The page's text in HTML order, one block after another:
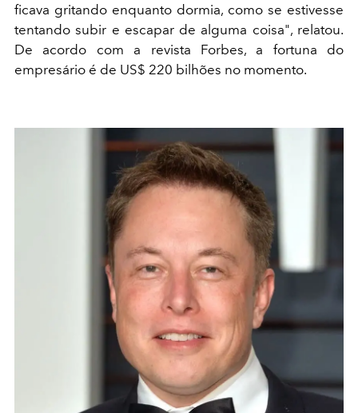
ficava gritando enquanto dormia, como se estivesse
tentando subir e escapar de alguma coisa", relatou.
De acordo com a revista Forbes, a fortuna do
empresário é de US$ 220 bilhões no momento.